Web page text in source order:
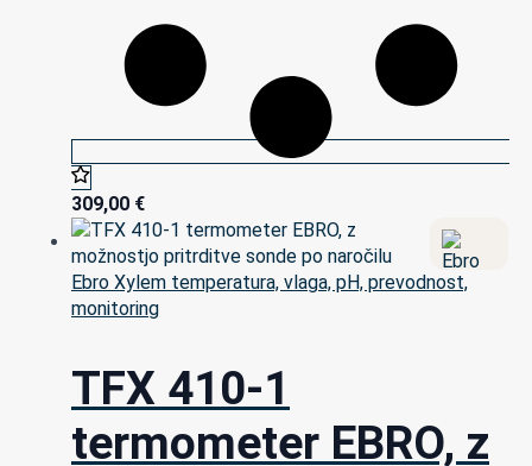
309,00 €
Ebro Xylem temperatura, vlaga, pH, prevodnost,
monitoring
TFX 410-1
termometer EBRO, z